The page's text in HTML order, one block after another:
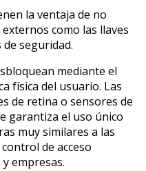
la ventaja de no
como las llaves
seguridad.
mediante el
física del usuario. Las
de retina o sensores de
garantiza el uso único
muy similares a las
de acceso
empresas.